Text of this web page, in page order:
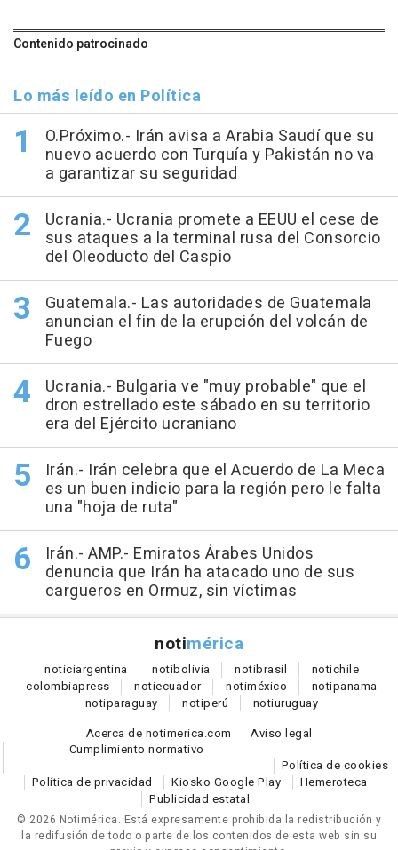
Contenido patrocinado
Lo más leído en Política
O.Próximo.- Irán avisa a Arabia Saudí que su
nuevo acuerdo con Turquía y Pakistán no va
a garantizar su seguridad
Ucrania.- Ucrania promete a EEUU el cese de
sus ataques a la terminal rusa del Consorcio
del Oleoducto del Caspio
Guatemala.- Las autoridades de Guatemala
anuncian el fin de la erupción del volcán de
Fuego
Ucrania.- Bulgaria ve "muy probable" que el
dron estrellado este sábado en su territorio
era del Ejército ucraniano
Irán.- Irán celebra que el Acuerdo de La Meca
es un buen indicio para la región pero le falta
una "hoja de ruta"
Irán.- AMP.- Emiratos Árabes Unidos
denuncia que Irán ha atacado uno de sus
cargueros en Ormuz, sin víctimas
notimérica
noticiargentina notibolivia notibrasil notichile
colombiapress notiecuador notiméxico notipanama
notiparaguay notiperú notiuruguay
Acerca de notimerica.com
Aviso legal
Cumplimiento normativo
Política de cookies
Política de privacidad
Kiosko Google Play
Hemeroteca
Publicidad estatal
© 2026 Notimérica. Está expresamente prohibida la redistribución y
la redifusión de todo o parte de los contenidos de esta web sin su